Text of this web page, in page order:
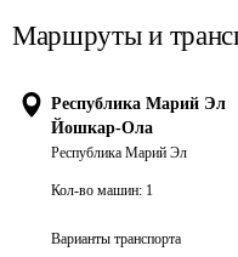
Маршруты и
Республика Марий Эл
Йошкар-Ола
Республика Марий Эл
Кол-во машин: 1
Варианты транспорта